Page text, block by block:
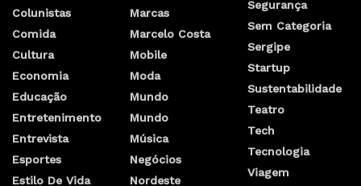
Colunistas
Comida
Cultura
Economia
Educação
Entretenimento
Entrevista
Esportes
Estilo De Vida
Marcas
Marcelo Costa
Mobile
Moda
Mundo
Mundo
Música
Negócios
Nordeste
Segurança
Sem Categoria
Sergipe
Startup
Sustentabilidade
Teatro
Tech
Tecnologia
Viagem